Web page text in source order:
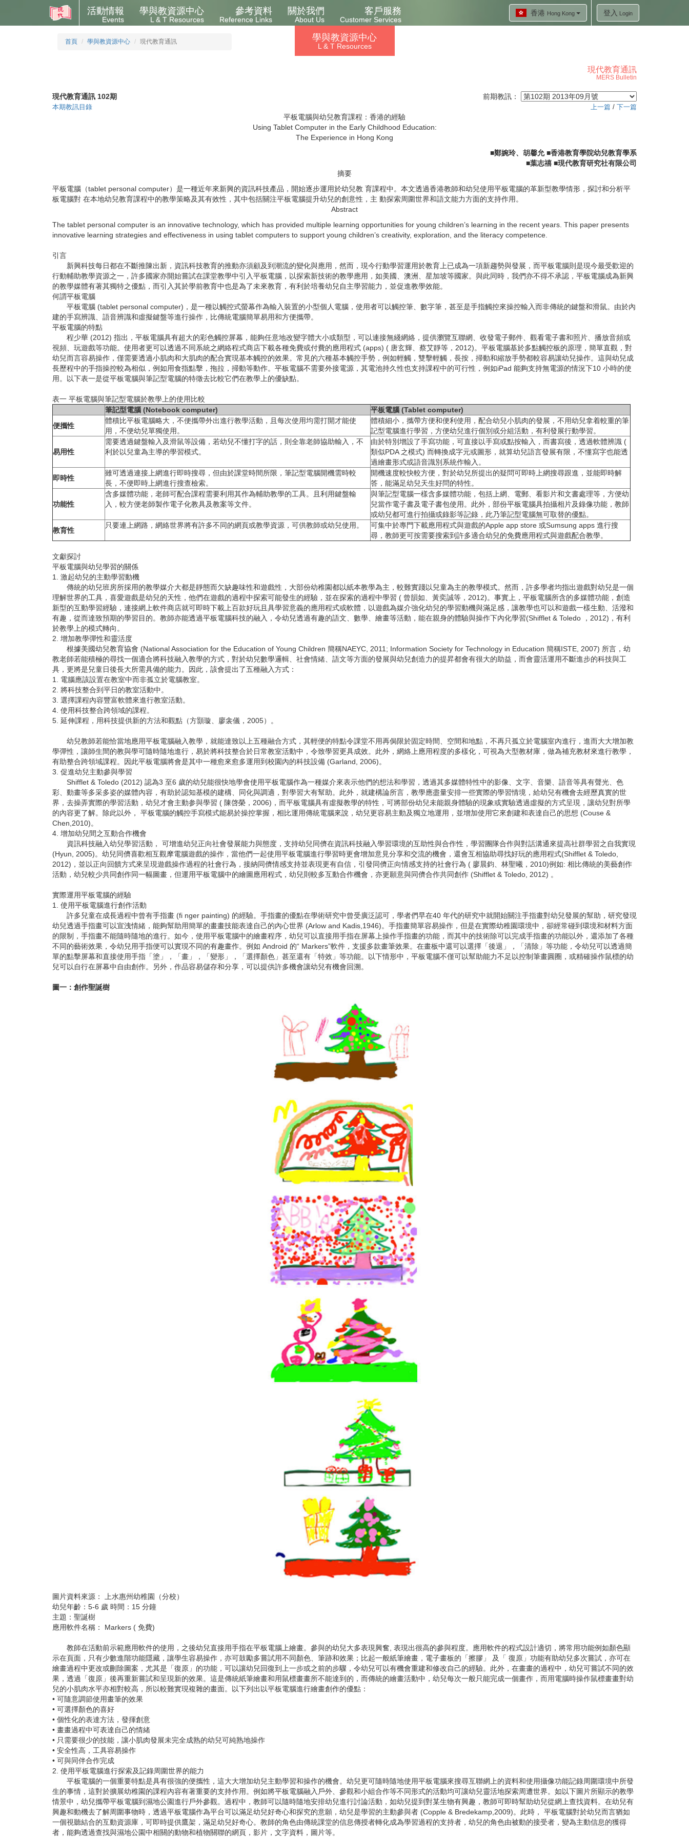
香港 Hong Kong 登入 Login
活動情報
Events
學與教資源中心
L & T Resources
參考資料
Reference Links
關於我們
About Us
客戶服務
Customer Services
首頁 學與教資源中心 現代教育通訊 學與教資源中心
L & T Resources
現代教育通訊
MERS Bulletin
現代教育通訊 102期 前期教訊：
本期教訊目錄 上一篇 / 下一篇
平板電腦與幼兒教育課程：香港的經驗
Using Tablet Computer in the Early Childhood Education:
The Experience in Hong Kong
■鄭婉玲、胡馨允 ■香港教育學院幼兒教育學系
■葉志禧 ■現代教育研究社有限公司
摘要
平板電腦（tablet personal computer）是一種近年來新興的資訊科技產品，開始逐步運用於幼兒教 育課程中。本文透過香港教師和幼兒使用平板電腦的革新型教學情形，探討和分析平
板電腦對 在本地幼兒教育課程中的教學策略及其有效性，其中包括關注平板電腦提升幼兒的創意性，主 動探索周圍世界和語文能力方面的支持作用。
Abstract
The tablet personal computer is an innovative technology, which has provided multiple learning opportunities for young children’s learning in the recent years. This paper presents
innovative learning strategies and effectiveness in using tablet computers to support young children’s creativity, exploration, and the literacy competence.
引言
新興科技每日都在不斷推陳出新，資訊科技教育的推動亦須顧及到潮流的變化與應用，然而，現今行動學習運用於教育上已成為一項新趨勢與發展，而平板電腦則是現今最受歡迎的
行動輔助教學資源之一，許多國家亦開始嘗試在課堂教學中引入平板電腦，以探索新技術的教學應用，如美國、澳洲、星加坡等國家。與此同時，我們亦不得不承認，平板電腦成為新興
的教學媒體有著其獨特之優點，而引入其於學前教育中也是為了未來教育，有利於培養幼兒自主學習能力，並促進教學效能。
何謂平板電腦
平板電腦 (tablet personal computer)，是一種以觸控式螢幕作為輸入裝置的小型個人電腦，使用者可以觸控筆、數字筆，甚至是手指觸控來操控輸入而非傳統的鍵盤和滑鼠。由於內
建的手寫辨識、語音辨識和虛擬鍵盤等進行操作，比傳統電腦簡單易用和方便攜帶。
平板電腦的特點
程少華 (2012) 指出，平板電腦具有超大的彩色觸控屏幕，能夠任意地改變字體大小或類型，可以連接無綫網絡，提供瀏覽互聯網、收發電子郵件、觀看電子書和照片、播放音頻或
視頻、玩遊戲等功能。使用者更可以透過不同系統之網絡程式商店下載各種免費或付費的應用程式 (apps) ( 唐玄輝、蔡艾靜等，2012)。平板電腦基於多點觸控板的原理，簡單直觀，對
幼兒而言容易操作，僅需要透過小肌肉和大肌肉的配合實現基本觸控的效果。常見的六種基本觸控手勢，例如輕觸，雙擊輕觸，長按，掃動和縮放手勢都較容易讓幼兒操作。這與幼兒成
長歷程中的手指操控較為相似，例如用食指點擊，拖拉，掃動等動作。平板電腦不需要外接電源，其電池持久性也支持課程中的可行性，例如iPad 能夠支持無電源的情況下10 小時的使
用。以下表一是從平板電腦與筆記型電腦的特徵去比較它們在教學上的優缺點。
表一 平板電腦與筆記型電腦於教學上的使用比較
筆記型電腦 (Notebook computer)
平板電腦 (Tablet computer)
便攜性
體積比平板電腦略大，不便攜帶外出進行教學活動，且每次使用均需打開才能使
用，不便幼兒單獨使用。
體積細小，攜帶方便和便利使用，配合幼兒小肌肉的發展，不用幼兒拿着較重的筆
記型電腦進行學習，方便幼兒進行個別或分組活動，有利發展行動學習。
易用性
需要透過鍵盤輸入及滑鼠等設備，若幼兒不懂打字的話，則全靠老師協助輸入，不
利於以兒童為主導的學習模式。
由於特別增設了手寫功能，可直接以手寫或點按輸入，而書寫後，透過軟體辨識 (
類似PDA 之模式) 而轉換成字元或圖形，就算幼兒語言發展有限，不懂寫字也能透
過繪畫形式或語音識別系統作輸入。
即時性
雖可透過連接上網進行即時搜尋，但由於課堂時間所限，筆記型電腦開機需時較
長，不便即時上網進行搜查檢索。
開機速度較快較方便，對於幼兒所提出的疑問可即時上網搜尋跟進，並能即時解
答，能滿足幼兒天生好問的特性。
功能性
含多媒體功能，老師可配合課程需要利用其作為輔助教學的工具。且利用鍵盤輸
入，較方便老師製作電子化教具及教案等文件。
與筆記型電腦一樣含多媒體功能，包括上網、電郵、看影片和文書處理等，方便幼
兒當作電子書及電子書包使用。此外，部份平板電腦具拍攝相片及錄像功能，教師
或幼兒都可進行拍攝或錄影等記錄，此乃筆記型電腦無可取替的優點。
教育性
只要連上網路，網絡世界將有許多不同的網頁或教學資源，可供教師或幼兒使用。
可集中於專門下載應用程式與遊戲的Apple app store 或Sumsung apps 進行搜
尋，教師更可按需要搜索到許多適合幼兒的免費應用程式與遊戲配合教學。
文獻探討
平板電腦與幼兒學習的關係
1. 激起幼兒的主動學習動機
傳統的幼兒班房所採用的教學媒介大都是靜態而欠缺趣味性和遊戲性，大部份幼稚園都以紙本教學為主，較難實踐以兒童為主的教學模式。然而，許多學者均指出遊戲對幼兒是一個
理解世界的工具，喜愛遊戲是幼兒的天性，他們在遊戲的過程中探索可能發生的經驗，並在探索的過程中學習 ( 曾韻如、黃奕誠等，2012)。事實上，平板電腦所含的多媒體功能，創造
新型的互動學習經驗，連接網上軟件商店就可即時下載上百款好玩且具學習意義的應用程式或軟體，以遊戲為媒介強化幼兒的學習動機與滿足感，讓教學也可以和遊戲一樣生動、活潑和
有趣，從而達致預期的學習目的。教師亦能透過平板電腦科技的融入，令幼兒透過有趣的語文、數學、繪畫等活動，能在親身的體驗與操作下內化學習(Shifflet & Toledo ，2012)，有利
於教學上的模式轉向。
2. 增加教學彈性和靈活度
根據美國幼兒教育協會 (National Association for the Education of Young Children 簡稱NAEYC, 2011; Information Society for Technology in Education 簡稱ISTE, 2007) 所言，幼
教老師若能積極的尋找一個適合將科技融入教學的方式，對於幼兒數學邏輯、社會情緒、語文等方面的發展與幼兒創造力的提昇都會有很大的助益，而會靈活運用不斷進步的科技與工
具，更將是兒童日後長大所需具備的能力。因此，該會提出了五種融入方式：
1. 電腦應該設置在教室中而非孤立於電腦教室。
2. 將科技整合到平日的教室活動中。
3. 選擇課程內容豐富軟體來進行教室活動。
4. 使用科技整合跨領域的課程。
5. 延伸課程，用科技提供新的方法和觀點（方顥璇、廖衾儀，2005）。
幼兒教師若能恰當地應用平板電腦融入教學，就能達致以上五種融合方式，其輕便的特點令課堂不用再侷限於固定時間、空間和地點，不再只孤立於電腦室內進行，進而大大增加教
學彈性，讓師生間的教與學可隨時隨地進行，易於將科技整合於日常教室活動中，令致學習更具成效。此外，網絡上應用程度的多樣化，可視為大型教材庫，做為補充教材來進行教學，
有助整合跨領域課程。因此平板電腦將會是其中一種愈來愈多運用到校園內的科技設備 (Garland, 2006)。
3. 促進幼兒主動參與學習
Shifflet & Toledo (2012) 認為3 至6 歲的幼兒能很快地學會使用平板電腦作為一種媒介來表示他們的想法和學習，透過其多媒體特性中的影像、文字、音樂、語音等具有聲光、色
彩、動畫等多采多姿的媒體內容，有助於認知基模的建構、同化與調適，對學習大有幫助。此外，就建構論所言，教學應盡量安排一些實際的學習情境，給幼兒有機會去經歷真實的世
界，去操弄實際的學習活動，幼兒才會主動参與學習 ( 陳啓榮，2006)，而平板電腦具有虛擬教學的特性，可將部份幼兒未能親身體驗的現象或實驗透過虛擬的方式呈現，讓幼兒對所學
的內容更了解。除此以外， 平板電腦的觸控手寫模式能易於操控掌握，相比運用傳統電腦來說，幼兒更容易主動及獨立地運用，並增加使用它來創建和表達自己的思想 (Couse &
Chen,2010)。
4. 增加幼兒間之互動合作機會
資訊科技融入幼兒學習活動， 可增進幼兒正向社會發展能力與態度，支持幼兒同儕在資訊科技融入學習環境的互助性與合作性，學習團隊合作與對話溝通來提高社群學習之自我實現
(Hyun, 2005)。幼兒同儕喜歡相互觀摩電腦遊戲的操作，當他們一起使用平板電腦進行學習時更會增加意見分享和交流的機會，還會互相協助尋找好玩的應用程式(Shifflet & Toledo,
2012)，並以正向回饋方式來呈現遊戲操作過程的社會行為，接納同儕情感支持並表現更有自信，引發同儕正向情感支持的社會行為 ( 廖晨鈞、林聖曦，2010)例如: 相比傳統的美藝創作
活動，幼兒較少共同創作同一幅圖畫，但運用平板電腦中的繪圖應用程式，幼兒則較多互動合作機會，亦更願意與同儕合作共同創作 (Shifflet & Toledo, 2012) 。
實際運用平板電腦的經驗
1. 使用平板電腦進行創作活動
許多兒童在成長過程中曾有手指畫 (fi nger painting) 的經驗。手指畫的優點在學術研究中曾受廣泛認可，學者們早在40 年代的研究中就開始關注手指畫對幼兒發展的幫助，研究發現
幼兒透過手指畫可以宣洩情緒，能夠幫助用簡單的畫畫技能表達自己的內心世界 (Arlow and Kadis,1946)。手指畫簡單容易操作，但是在實際幼稚園環境中，卻經常碰到環境和材料方面
的限制，手指畫不能隨時隨地的進行。如今，使用平板電腦中的繪畫程序，幼兒可以直接用手指在屏幕上操作手指畫的功能，而其中的技術除可以完成手指畫的功能以外，還添加了各種
不同的藝術效果，令幼兒用手指便可以實現不同的有趣畫作。例如 Android 的“ Markers”軟件，支援多款畫筆效果。在畫板中還可以選擇「後退」，「清除」等功能，令幼兒可以透過簡
單的點擊屏幕和直接使用手指「塗」，「畫」，「變形」，「選擇顏色」甚至還有「特效」等功能。以下情形中，平板電腦不僅可以幫助能力不足以控制筆畫圓圈，或精確操作鼠標的幼
兒可以自行在屏幕中自由創作。另外，作品容易儲存和分享，可以提供許多機會讓幼兒有機會回溯。
圖一：創作聖誕樹
圖片資料來源： 上水惠州幼稚園（分校）
幼兒年齡：5-6 歲 時間：15 分鐘
主題：聖誕樹
應用軟件名稱： Markers ( 免費)
教師在活動前示範應用軟件的使用，之後幼兒直接用手指在平板電腦上繪畫。參與的幼兒大多表現興奮, 表現出很高的參與程度。應用軟件的程式設計適切，將常用功能例如顏色顯
示在頁面，只有少數進階功能隱藏，讓學生容易操作，亦可鼓勵多嘗試用不同顏色、筆跡和效果；比起一般紙筆繪畫，電子畫板的「擦膠」 及「 復原」功能有助幼兒多次嘗試，亦可在
繪畫過程中更改或刪除圖案，尤其是「復原」的功能，可以讓幼兒回復到上一步或之前的步驟，令幼兒可以有機會重建和修改自己的經驗。此外，在畫畫的過程中，幼兒可嘗試不同的效
果，透過「復原」後再重新嘗試和呈現新的效果。這是傳統紙筆繪畫和用鼠標畫畫所不能達到的，而傳統的繪畫活動中，幼兒每次一般只能完成一個畫作，而用電腦時操作鼠標畫畫對幼
兒的小肌肉水平亦相對較高，所以較難實現複雜的畫面。以下列出以平板電腦進行繪畫創作的優點：
• 可隨意調節使用畫筆的效果
• 可選擇顏色的喜好
• 個性化的表達方法，發揮創意
• 畫畫過程中可表達自己的情緒
• 只需要很少的技能，讓小肌肉發展未完全成熟的幼兒可純熟地操作
• 安全性高，工具容易操作
• 可與同伴合作完成
2. 使用平板電腦進行探索及記錄周圍世界的能力
平板電腦的一個重要特點是具有很強的便攜性，這大大增加幼兒主動學習和操作的機會。幼兒更可隨時隨地使用平板電腦來搜尋互聯網上的資料和使用攝像功能記錄周圍環境中所發
生的事情，這對於擴展幼稚園的課程內容有著重要的支持作用。例如將平板電腦融入戶外、參觀和小組合作等不同形式的活動均可讓幼兒靈活地探索周遭世界。如以下圖片所顯示的教學
情景中，幼兒攜帶平板電腦到濕地公園進行戶外參觀。過程中，教師可以隨時隨地安排幼兒進行討論活動，如幼兒提到對某生物有興趣，教師可即時幫助幼兒從網上查找資料。在幼兒有
興趣和動機去了解周圍事物時，透過平板電腦作為平台可以滿足幼兒好奇心和探究的意願，幼兒是學習的主動參與者 (Copple & Bredekamp,2009)。此時， 平板電腦對於幼兒而言猶如
一個視聽結合的互動資源庫，可即時提供鷹架，滿足幼兒好奇心。教師的角色由傳統課堂的信息傳授者轉化成為學習過程的支持者，幼兒的角色由被動的接受者，變為主動信息的獲得
者，能夠透過查找與濕地公園中相關的動物和植物關聯的網頁，影片，文字資料，圖片等。